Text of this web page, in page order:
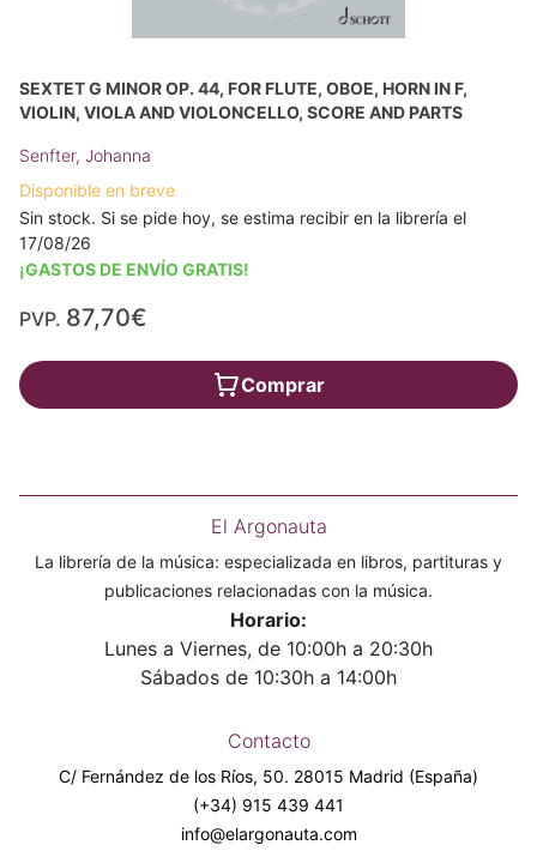
SEXTET G MINOR OP. 44, FOR FLUTE, OBOE, HORN IN F,
VIOLIN, VIOLA AND VIOLONCELLO, SCORE AND PARTS
Senfter, Johanna
Disponible en breve
Sin stock. Si se pide hoy, se estima recibir en la librería el
17/08/26
¡GASTOS DE ENVÍO GRATIS!
PVP. 87,70€
Comprar
El Argonauta
La librería de la música: especializada en libros, partituras y
publicaciones relacionadas con la música.
Horario:
Lunes a Viernes, de 10:00h a 20:30h
Sábados de 10:30h a 14:00h
Contacto
C/ Fernández de los Ríos, 50. 28015 Madrid (España)
(+34) 915 439 441
info@elargonauta.com